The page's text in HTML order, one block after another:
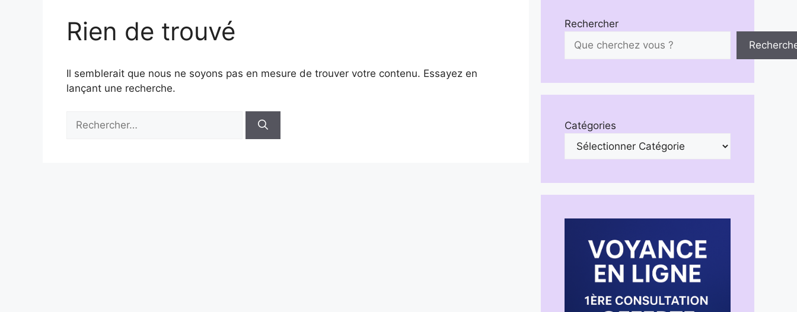
Rien de trouvé
Il semblerait que nous ne soyons pas en mesure de trouver votre contenu. Essayez en
lançant une recherche.
Rechercher
Catégories